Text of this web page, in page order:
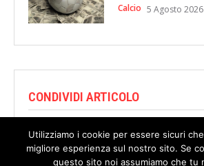
Calcio 5 Agosto 2026
CONDIVIDI ARTICOLO
Utilizziamo i cookie per essere sicuri
migliore esperienza sul nostro sito. Se
questo sito noi assumiamo che tu